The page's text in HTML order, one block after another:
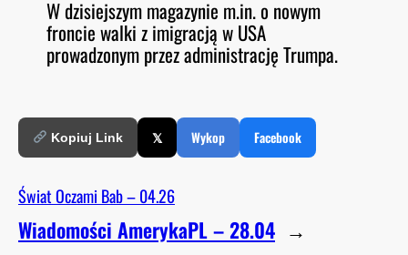
O
D
E
RSS FEED
LINK
EMBED
W dzisiejszym magazynie m.in. o nowym
froncie walki z imigracją w USA
prowadzonym przez administrację Trumpa.
Kopiuj Link 𝕏 Wykop Facebook
Świat Oczami Bab – 04.26
Wiadomości AmerykaPL – 28.04 →